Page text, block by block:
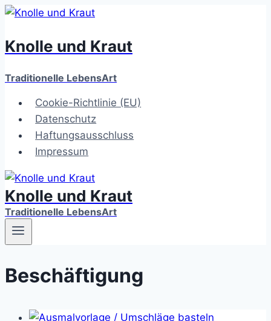
Zum
springen
Knolle und Kraut
Traditionelle LebensArt
Cookie-Richtlinie (EU)
Datenschutz
Haftungsausschluss
Impressum
Knolle und Kraut
Traditionelle LebensArt
Beschäftigung